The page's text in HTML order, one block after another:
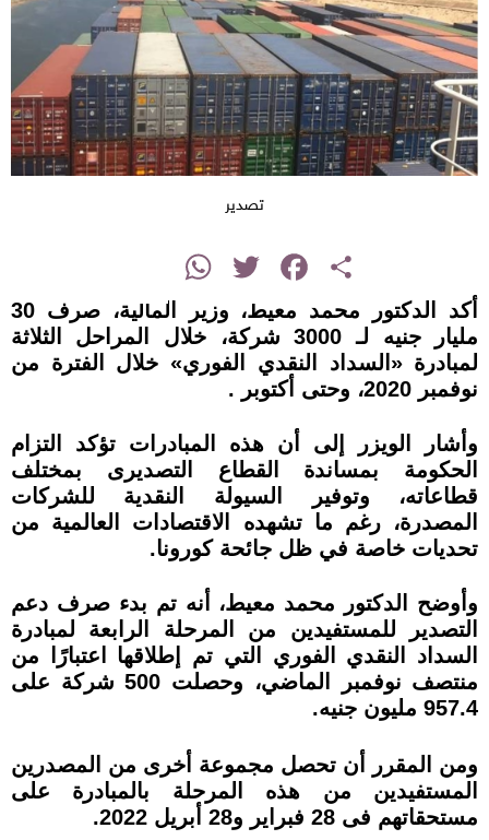
تصدير
Share
Facebook
Twitter
WhatsApp
أكد الدكتور محمد معيط، وزير المالية، صرف 30
مليار جنيه لـ 3000 شركة، خلال المراحل الثلاثة
لمبادرة «السداد النقدي الفوري» خلال الفترة من
نوفمبر 2020، وحتى أكتوبر .
وأشار الويزر إلى أن هذه المبادرات تؤكد التزام
الحكومة بمساندة القطاع التصديرى بمختلف
قطاعاته، وتوفير السيولة النقدية للشركات
المصدرة، رغم ما تشهده الاقتصادات العالمية من
تحديات خاصة في ظل جائحة كورونا.
وأوضح الدكتور محمد معيط، أنه تم بدء صرف دعم
التصدير للمستفيدين من المرحلة الرابعة لمبادرة
السداد النقدي الفوري التي تم إطلاقها اعتبارًا من
منتصف نوفمبر الماضي، وحصلت 500 شركة على
957.4 مليون جنيه.
ومن المقرر أن تحصل مجموعة أخرى من المصدرين
المستفيدين من هذه المرحلة بالمبادرة على
مستحقاتهم فى 28 فبراير و28 أبريل 2022.